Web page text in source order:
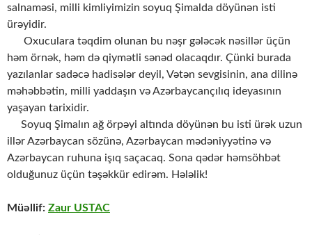
salnaməsi, milli kimliyimizin soyuq Şimalda döyünən isti
ürəyidir.
Oxuculara təqdim olunan bu nəşr gələcək nəsillər üçün
həm örnək, həm də qiymətli sənəd olacaqdır. Çünki burada
yazılanlar sadəcə hadisələr deyil, Vətən sevgisinin, ana dilinə
məhəbbətin, milli yaddaşın və Azərbaycançılıq ideyasının
yaşayan tarixidir.
Soyuq Şimalın ağ örpəyi altında döyünən bu isti ürək uzun
illər Azərbaycan sözünə, Azərbaycan mədəniyyətinə və
Azərbaycan ruhuna işıq saçacaq. Sona qədər həmsöhbət
olduğunuz üçün təşəkkür edirəm. Hələlik!
Müəllif: Zaur USTAC